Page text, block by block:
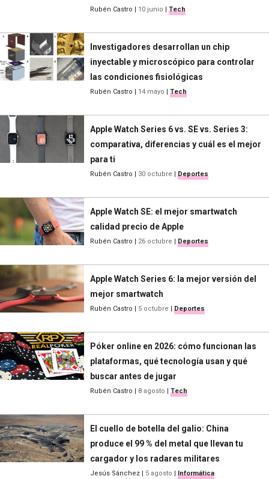
Rubén Castro 10 junio Tech
Investigadores desarrollan un chip
inyectable y microscópico para controlar
las condiciones fisiológicas
Rubén Castro 14 mayo Tech
Apple Watch Series 6 vs. SE vs. Series 3:
comparativa, diferencias y cuál es el mejor
para ti
Rubén Castro 30 octubre Deportes
Apple Watch SE: el mejor smartwatch
calidad precio de Apple
Rubén Castro 26 octubre Deportes
Apple Watch Series 6: la mejor versión del
mejor smartwatch
Rubén Castro 5 octubre Deportes
Póker online en 2026: cómo funcionan las
plataformas, qué tecnología usan y qué
buscar antes de jugar
Rubén Castro 8 agosto Tech
El cuello de botella del galio: China
produce el 99 % del metal que llevan tu
cargador y los radares militares
Jesús Sánchez 5 agosto Informática